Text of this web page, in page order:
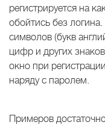
регистрируется на
обойтись без
символов (букв
цифр и других
окно при
наряду с паролем.
Примеров